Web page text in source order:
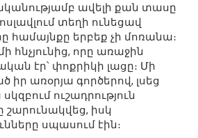
ավելի քան տասը
տեղի ունեցավ
համայնքը երբեք չի մոռանա։
հնչյունից, որը առաջին
էր՝ փոքրիկի լացը։ Մի
առօրյա գործերով, լսեց
սկզբում ուշադրություն
շարունակվեց, իսկ
սպասում էին։